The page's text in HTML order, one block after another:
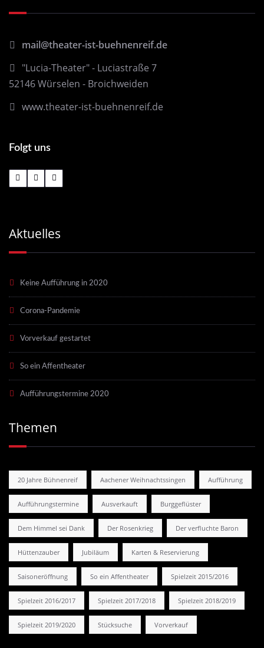
mail@theater-ist-buehnenreif.de
"Lucia-Theater" - Luciastraße 7
52146 Würselen - Broichweiden
www.theater-ist-buehnenreif.de
Folgt uns
Aktuelles
Keine Aufführung in 2020
Corona-Pandemie
Vorverkauf gestartet
So ein Affentheater
Aufführungstermine 2020
Themen
20 Jahre Bühnenreif Aachener Weihnachtssingen Aufführung
Aufführungstermine Ausverkauft Burggeflüster
Dem Himmel sei Dank Der Rosenkrieg Der verfluchte Baron
Hüttenzauber Jubiläum Karten & Reservierung
Saisoneröffnung So ein Affentheater Spielzeit 2015/2016
Spielzeit 2016/2017 Spielzeit 2017/2018 Spielzeit 2018/2019
Spielzeit 2019/2020 Stücksuche Vorverkauf